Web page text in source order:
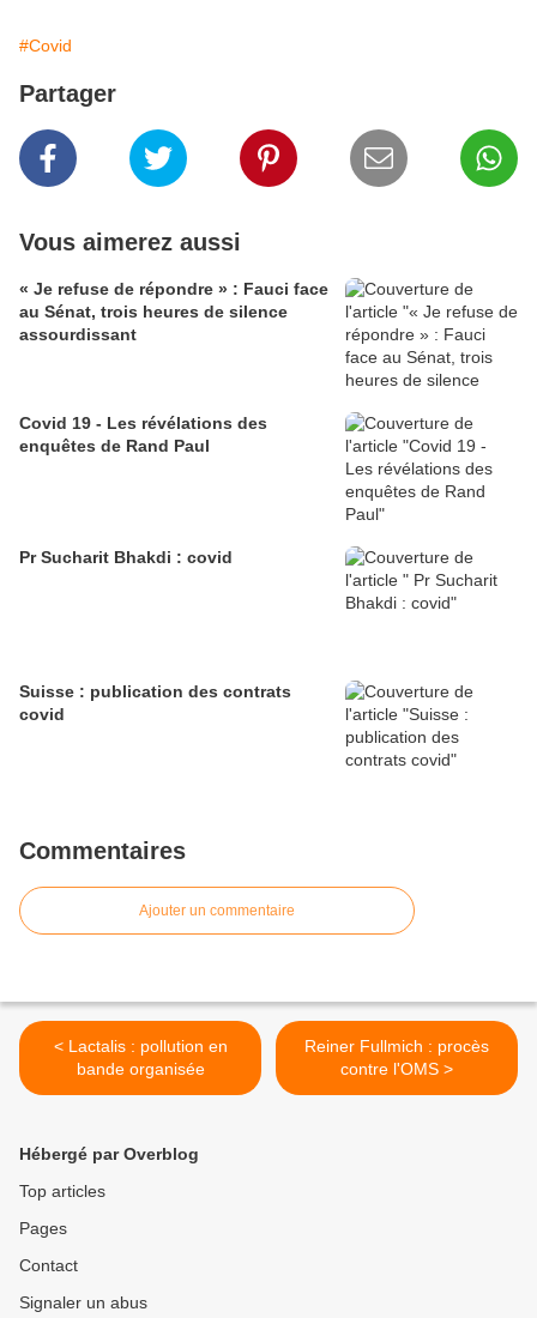
#Covid
Partager
Vous aimerez aussi
« Je refuse de répondre » : Fauci face
au Sénat, trois heures de silence
assourdissant
Covid 19 - Les révélations des
enquêtes de Rand Paul
Pr Sucharit Bhakdi : covid
Suisse : publication des contrats
covid
Commentaires
Ajouter un commentaire
< Lactalis : pollution en
bande organisée
Reiner Fullmich : procès
contre l'OMS >
Hébergé par Overblog
Top articles
Pages
Contact
Signaler un abus